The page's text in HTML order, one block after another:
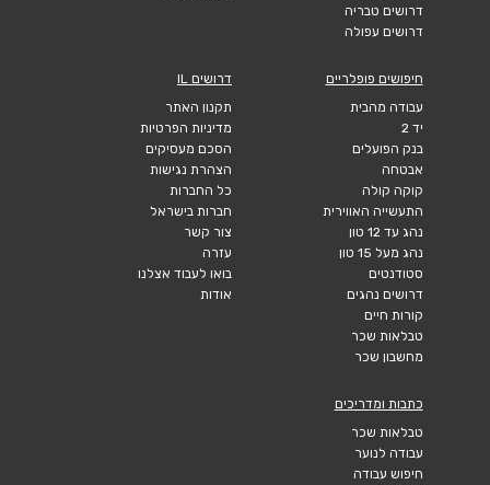
דרושים טבריה
דרושים עפולה
חיפושים פופלריים
עבודה מהבית
יד 2
בנק הפועלים
אבטחה
קוקה קולה
התעשייה האווירית
נהג עד 12 טון
נהג מעל 15 טון
סטודנטים
דרושים נהגים
קורות חיים
טבלאות שכר
מחשבון שכר
דרושים IL
תקנון האתר
מדיניות הפרטיות
הסכם מעסיקים
הצהרת נגישות
כל החברות
חברות בישראל
צור קשר
עזרה
בואו לעבוד אצלנו
אודות
כתבות ומדריכים
טבלאות שכר
עבודה לנוער
חיפוש עבודה